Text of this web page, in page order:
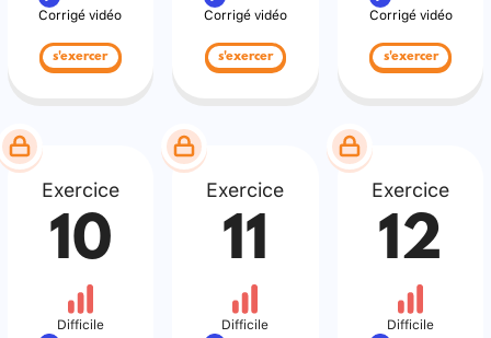
Corrigé vidéo
s'exercer
Corrigé vidéo
s'exercer
Corrigé vidéo
s'exercer
Exercice
10
Difficile
Exercice
11
Difficile
Exercice
12
Difficile